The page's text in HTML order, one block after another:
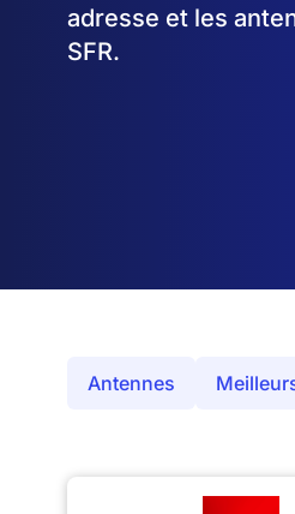
adresse et les
SFR.
Antennes